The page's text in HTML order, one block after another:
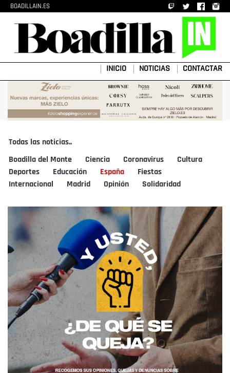
BOADILLAIN.ES
INICIO NOTICIAS CONTACTAR
Todas las noticias..
Boadilla del Monte Ciencia Coronavirus
Cultura
Deportes
Educación España
Fiestas
Internacional
Madrid Opinión Solidaridad